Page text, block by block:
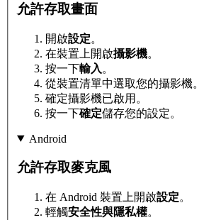
允許存取畫面
開啟設定。
在裝置上開啟攝影機。
按一下輸入 。
從裝置清單中選取您的攝影機。
確定攝影機已啟用。
按一下確定儲存您的設定。
Android
允許存取麥克風
在 Android 裝置上開啟設定。
輕觸安全性與隱私權。